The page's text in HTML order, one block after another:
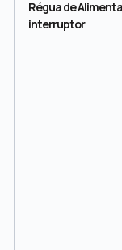
Régua de
interruptor